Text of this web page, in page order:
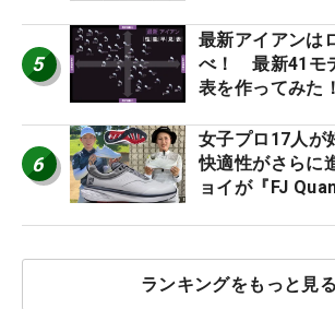
5
最新アイアンは
べ！ 最新41モ
表を作ってみた
6
女子プロ17人が
快適性がさらに
ョイが『FJ
ランキングをもっと見る